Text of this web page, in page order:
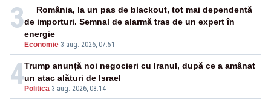
3
Economie-3 aug. 2026, 07:51
România, la un pas de blackout, tot mai dependentă
de importuri. Semnal de alarmă tras de un expert în
energie
4 Politica-3 aug. 2026, 08:14
Trump anunță noi negocieri cu Iranul, după ce a amânat
un atac alături de Israel